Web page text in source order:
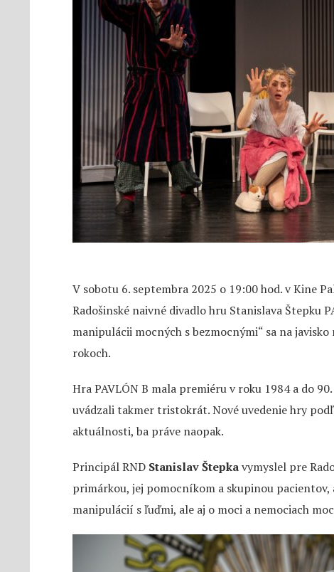
V sobotu 6. septembra 2025 o 19:00 hod. v Kine
Radošinské naivné divadlo hru Stanislava Štepku
manipulácii mocných s bezmocnými“ sa na
rokoch.
Hra PAVLÓN B mala premiéru v roku 1984 a do
uvádzali takmer tristokrát. Nové uvedenie hry
aktuálnosti, ba práve naopak.
Principál RND Stanislav Štepkavymyslel pre
primárkou, jej pomocníkom a skupinou pacientov,
manipulácií s ľuďmi, ale aj o moci a nemociach